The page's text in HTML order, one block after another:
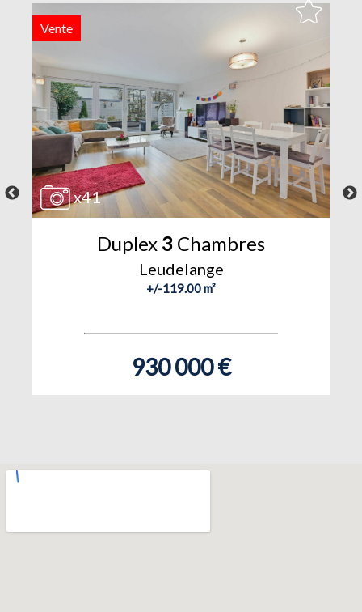
x41
Vente
Duplex 3 Chambres
Leudelange
+/-119.00 m²
930 000 €